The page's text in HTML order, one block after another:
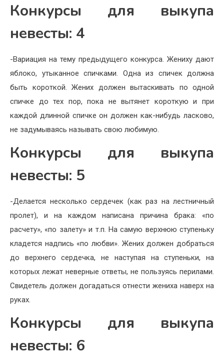
Конкурсы для выкупа
невесты: 4
-Вариация на тему предыдущего конкурса. Жениху дают
яблоко, утыканное спичками. Одна из спичек должна
быть короткой. Жених должен вытаскивать по одной
спичке до тех пор, пока не вытянет короткую и при
каждой длинной спичке он должен как-нибудь ласково,
не задумываясь называть свою любимую.
Конкурсы для выкупа
невесты: 5
-Делается несколько сердечек (как раз на лестничный
пролет), и на каждом написана причина брака: «по
расчету», «по залету» и т.п. На самую верхнюю ступеньку
кладется надпись «по любви». Жених должен добраться
до верхнего сердечка, не наступая на ступеньки, на
которых лежат неверные ответы, не пользуясь перилами.
Свидетель должен догадаться отнести жениха наверх на
руках.
Конкурсы для выкупа
невесты: 6